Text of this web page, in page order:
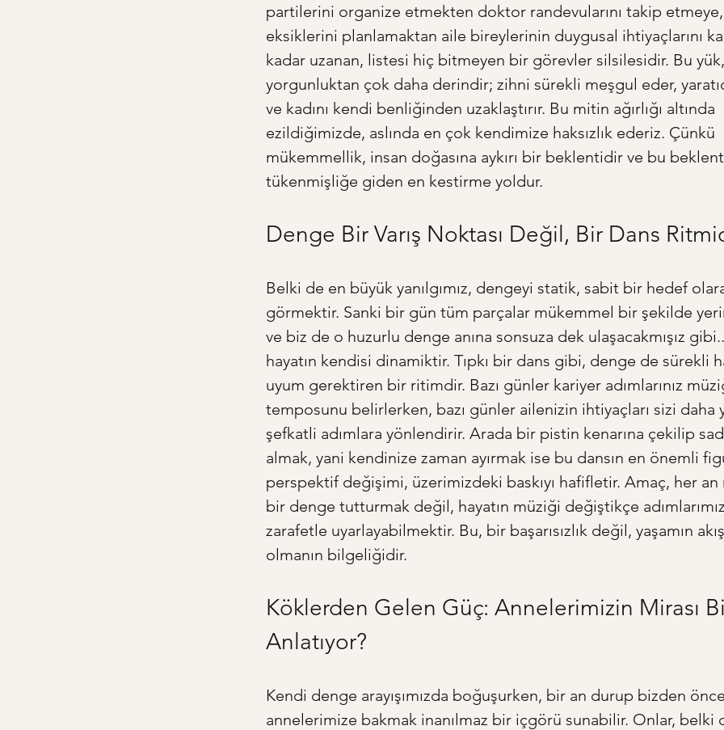
partilerini organize etmekten doktor randevularını takip
eksiklerini planlamaktan aile bireylerinin duygusal ihtiyaçlarını
kadar uzanan, listesi hiç bitmeyen bir görevler silsilesidir. Bu
yorgunluktan çok daha derindir; zihni sürekli meşgul eder,
ve kadını kendi benliğinden uzaklaştırır. Bu mitin ağırlığı altında
ezildiğimizde, aslında en çok kendimize haksızlık ederiz. Çünkü
mükemmellik, insan doğasına aykırı bir beklentidir ve bu
tükenmişliğe giden en kestirme yoldur.
Denge Bir Varış Noktası Değil, Bir Dans
Belki de en büyük yanılgımız, dengeyi statik, sabit bir hedef
görmektir. Sanki bir gün tüm parçalar mükemmel bir şekilde
ve biz de o huzurlu denge anına sonsuza dek ulaşacakmışız
hayatın kendisi dinamiktir. Tıpkı bir dans gibi, denge de sürekli
uyum gerektiren bir ritimdir. Bazı günler kariyer adımlarınız
temposunu belirlerken, bazı günler ailenizin ihtiyaçları sizi daha
şefkatli adımlara yönlendirir. Arada bir pistin kenarına çekilip
almak, yani kendinize zaman ayırmak ise bu dansın en önemli
perspektif değişimi, üzerimizdeki baskıyı hafifletir. Amaç, her
bir denge tutturmak değil, hayatın müziği değiştikçe
zarafetle uyarlayabilmektir. Bu, bir başarısızlık değil, yaşamın
olmanın bilgeliğidir.
Köklerden Gelen Güç: Annelerimizin Mirası
Anlatıyor?
Kendi denge arayışımızda boğuşurken, bir an durup bizden
annelerimize bakmak inanılmaz bir içgörü sunabilir. Onlar, belki